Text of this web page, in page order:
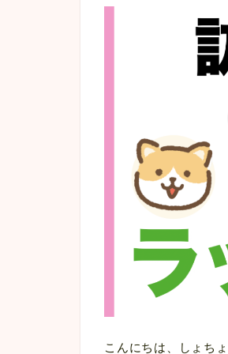
こんにちは、しょち